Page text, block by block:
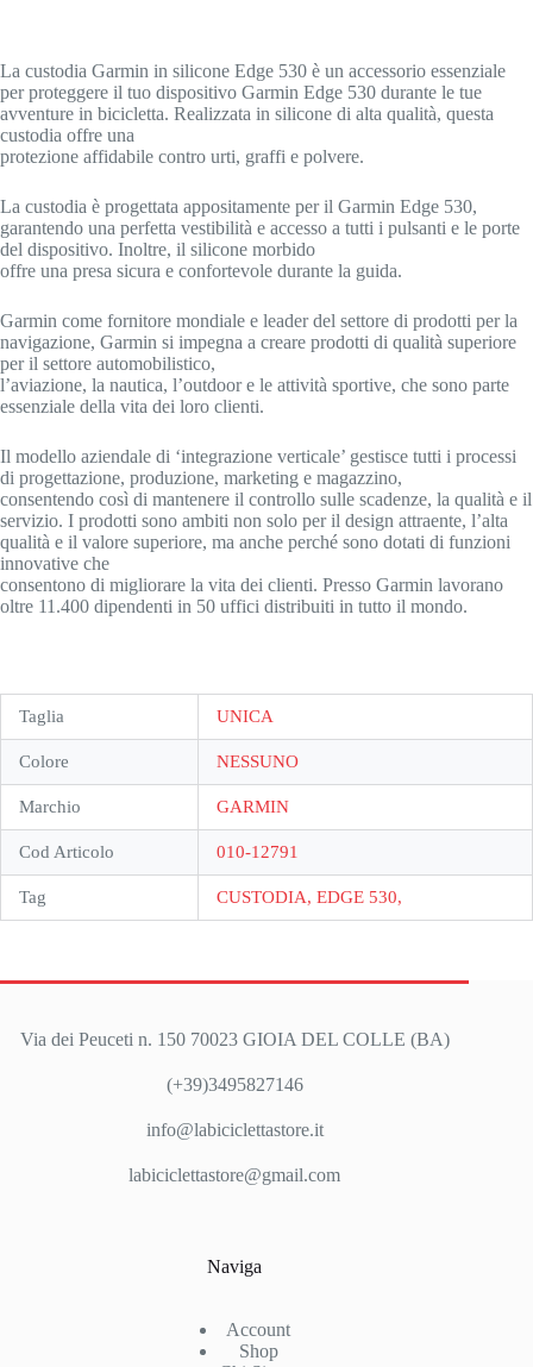
La custodia Garmin in silicone Edge 530 è un accessorio essenziale
per proteggere il tuo dispositivo Garmin Edge 530 durante le tue
avventure in bicicletta. Realizzata in silicone di alta qualità, questa
custodia offre una
protezione affidabile contro urti, graffi e polvere.
La custodia è progettata appositamente per il Garmin Edge 530,
garantendo una perfetta vestibilità e accesso a tutti i pulsanti e le porte
del dispositivo. Inoltre, il silicone morbido
offre una presa sicura e confortevole durante la guida.
Garmin come fornitore mondiale e leader del settore di prodotti per la
navigazione, Garmin si impegna a creare prodotti di qualità superiore
per il settore automobilistico,
l’aviazione, la nautica, l’outdoor e le attività sportive, che sono parte
essenziale della vita dei loro clienti.
Il modello aziendale di ‘integrazione verticale’ gestisce tutti i processi
di progettazione, produzione, marketing e magazzino,
consentendo così di mantenere il controllo sulle scadenze, la qualità e il
servizio. I prodotti sono ambiti non solo per il design attraente, l’alta
qualità e il valore superiore, ma anche perché sono dotati di funzioni
innovative che
consentono di migliorare la vita dei clienti. Presso Garmin lavorano
oltre 11.400 dipendenti in 50 uffici distribuiti in tutto il mondo.
Taglia UNICA
Colore NESSUNO
Marchio GARMIN
Cod Articolo 010-12791
Tag CUSTODIA, EDGE 530,
Via dei Peuceti n. 150 70023 GIOIA DEL COLLE (BA)
(+39)3495827146
info@labiciclettastore.it
labiciclettastore@gmail.com
Naviga
Account
Shop